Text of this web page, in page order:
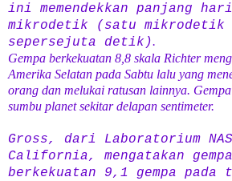
ini memendekkan panjang
mikrodetik (satu mikrodetik
sepersejuta detik).
Gempa berkekuatan 8,8 skala Richter
Amerika Selatan pada Sabtu lalu yang
orang dan melukai ratusan lainnya.
sumbu planet sekitar delapan sentimeter.
Gross, dari Laboratorium
California, mengatakan
berkekuatan 9,1 gempa pada